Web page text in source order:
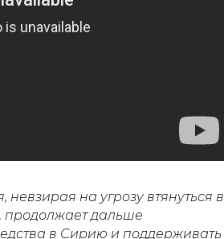
невзирая на угрозу втянуться в
дальше
в Сирию и поддерживать